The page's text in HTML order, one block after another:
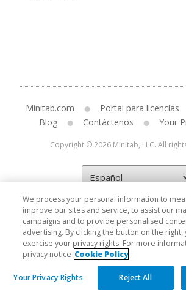
Minitab.com Portal para licencias
Blog
Contáctenos Your
Copyright © 2026 Minitab, LLC. All
We process your personal information to
improve our sites and service, to assist our
campaigns and to provide personalised
advertising. By clicking the button on the right,
exercise your privacy rights. For more
privacy notice Cookie Policy
Your Privacy Rights Reject All